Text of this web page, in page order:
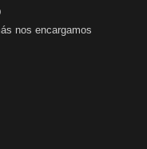
nos encargamos